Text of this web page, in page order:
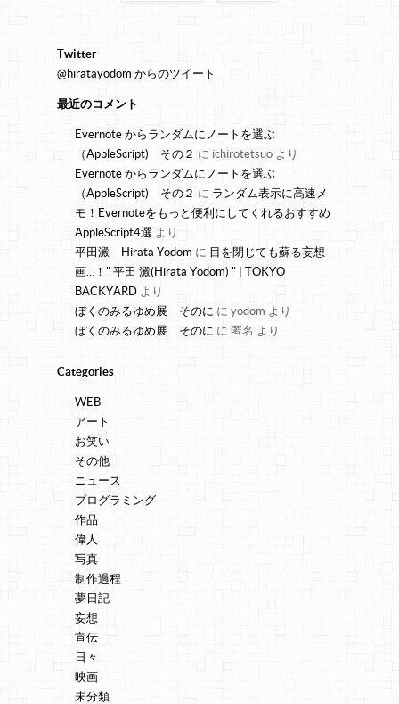
Twitter
@hiratayodom からのツイート
最近のコメント
Evernote からランダムにノートを選ぶ
（AppleScript) その２ に ichirotetsuo より
Evernote からランダムにノートを選ぶ
（AppleScript) その２ に ランダム表示に高速メ
モ！Evernoteをもっと便利にしてくれるおすすめ
AppleScript4選 より
平田澱 Hirata Yodom に 目を閉じても蘇る妄想
画…！" 平田 澱(Hirata Yodom) " | TOKYO
BACKYARD より
ぼくのみるゆめ展 そのに に yodom より
ぼくのみるゆめ展 そのに に 匿名 より
Categories
WEB
アート
お笑い
その他
ニュース
プログラミング
作品
偉人
写真
制作過程
夢日記
妄想
宣伝
日々
映画
未分類